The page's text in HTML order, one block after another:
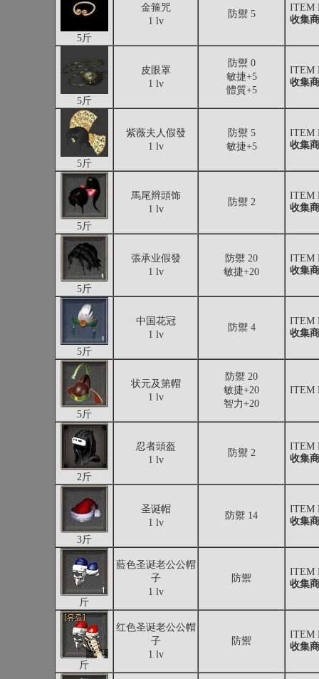
5斤
金箍咒
1 lv
防禦 5
ITEM
收集
5斤
皮眼罩
1 lv
防禦 0
敏捷+5
體質+5
ITEM
收集
5斤
紫薇夫人假發
1 lv
防禦 5
敏捷+5
ITEM
收集
5斤
馬尾辫頭饰
1 lv
防禦 2
ITEM
收集
5斤
張承业假發
1 lv
防禦 20
敏捷+20
ITEM
收集
5斤
中国花冠
1 lv
防禦 4
ITEM
收集
5斤
状元及第帽
1 lv
防禦 20
敏捷+20
智力+20
ITEM
2斤
忍者頭盔
1 lv
防禦 2
ITEM
收集
3斤
圣诞帽
1 lv
防禦 14
ITEM
收集
斤
藍色圣诞老公公帽
子
1 lv
防禦
ITEM
收集
斤
红色圣诞老公公帽
子
1 lv
防禦
ITEM
收集